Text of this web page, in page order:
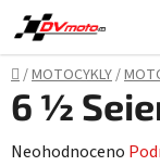
Přejít
na
obsah
Domů
/MOTOCYKLY/
6 ½
Průměrné
Neohodnoceno